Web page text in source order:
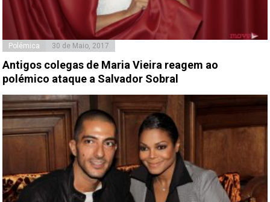
Polémica 30 de Maio, 2017
Antigos colegas de Maria Vieira reagem ao
polémico ataque a Salvador Sobral